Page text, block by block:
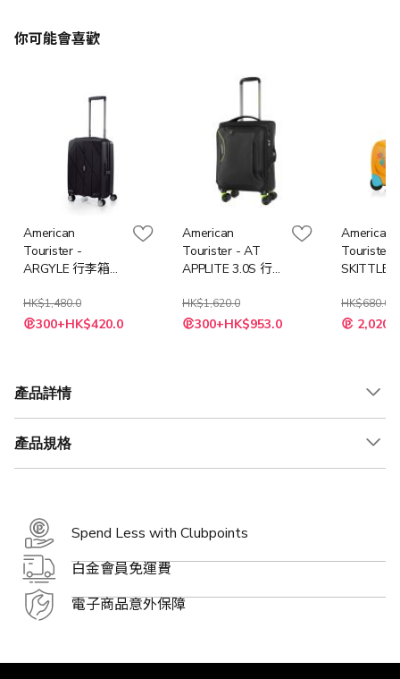
你可能會喜歡
American
Tourister -
ARGYLE 行李箱
(復古粉色/黑色/深
藍綠色)
HK$1,480.0
300+HK$420.0
American
Tourister - AT
APPLITE 3.0S 行
可擴充 TSA V1
(黑色/綠色)
HK$1,620.0
特300+HK$953.0
American
Tourister -
SKITTLE
(黃色潛水
色獨角獸)
HK$680.0
2,020
產品詳情
產品規格
Spend Less with Clubpoints
白金會員免運費
電子商品意外保障